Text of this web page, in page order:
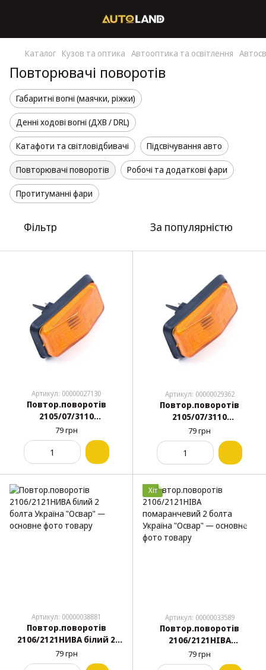
Каталог Кузов та оптика Автооптика та освітлення
Повторювачі поворотів
Габаритні вогні (маячки, ріжки)
Денні ходові вогні (ДХВ / DRL)
Катафоти та світловідбивачі Підсвічування авто
Повторювачі поворотів Робочі та додаткові фари
Протитуманні фари
Фільтр За популярністю
Артикул: 00000027130
Повтор.поворотів
2105/07/3110
помаранчевий 2 болти
"Освар"
79 грн
Артикул: 00000029362
Повтор.поворотів
2105/07/3110
помаранчевий 2 пуклі
"Освар"
79 грн
Артикул: 00000038881
Повтор.поворотів
2106/2121НИВА білий 2
болта Україна "Освар"
79 грн
Хіт
Артикул: 00000033589
Повтор.поворотів
2106/2121НІВА
помаранчевий 2 болта
Україна "Освар"
79 грн